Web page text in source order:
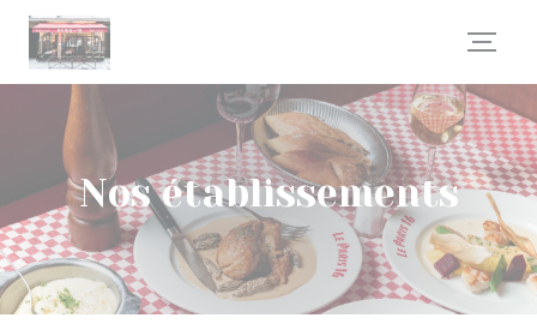
Personnalisation de vos choix en matière de cookies
Nos établissements